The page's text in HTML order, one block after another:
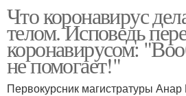
Что коронавирус
телом. Исповедь
коронавирусом:
не помогает!"
Первокурсник магистратуры Анар